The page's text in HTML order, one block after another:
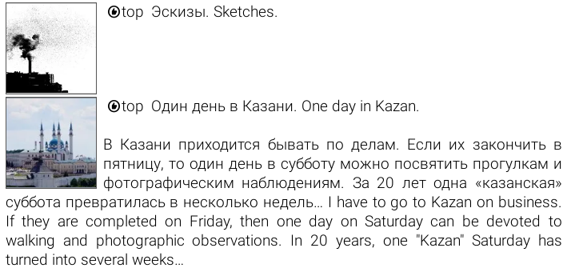
top Эскизы. Sketches.
top Один день в Казани. One day in Kazan.
В Казани приходится бывать по делам. Если их закончить в
пятницу, то один день в субботу можно посвятить прогулкам и
фотографическим наблюдениям. За 20 лет одна «казанская»
суббота превратилась в несколько недель… I have to go to Kazan on business.
If they are completed on Friday, then one day on Saturday can be devoted to
walking and photographic observations. In 20 years, one "Kazan" Saturday has
turned into several weeks…